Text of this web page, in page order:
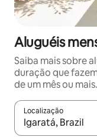
Aluguéis
Saiba mais sobre
duração que
de um mês ou mais.
Localização
Quando os